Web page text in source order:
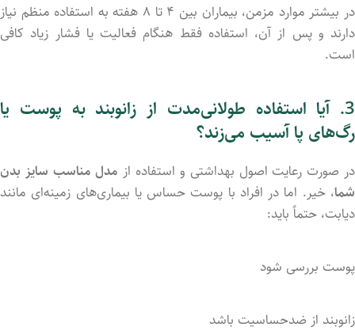
در بیشتر موارد مزمن، بیماران بین ۴ تا ۸ هفته به استفاده منظم نیاز
دارند و پس از آن، استفاده فقط هنگام فعالیت یا فشار زیاد کافی
است.
3. آیا استفاده طولانی‌مدت از زانوبند به پوست یا
رگ‌های پا آسیب می‌زند؟
در صورت رعایت اصول بهداشتی و استفاده از مدل مناسب سایز بدن
شما، خیر. اما در افراد با پوست حساس یا بیماری‌های زمینه‌ای مانند
دیابت، حتماً باید:
پوست بررسی شود
زانوبند از ضدحساسیت باشد